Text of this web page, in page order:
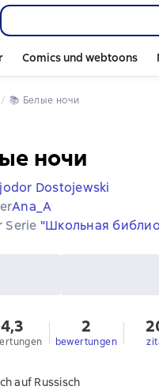
Comics und webtoons
📚 Белые ночи
ночи
Dostojewski
Ana_A
Serie "Школьная
4,3 2
bewertungen
auf Russisch